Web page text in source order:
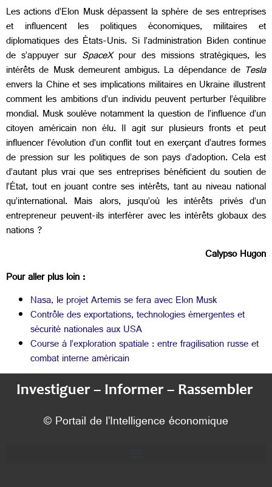
Les actions d’Elon Musk dépassent la sphère de ses entreprises
et influencent les politiques économiques, militaires et
diplomatiques des États-Unis. Si l’administration Biden continue
de s’appuyer sur SpaceX pour des missions stratégiques, les
intérêts de Musk demeurent ambigus. La dépendance de Tesla
envers la Chine et ses implications militaires en Ukraine illustrent
comment les ambitions d’un individu peuvent perturber l’équilibre
mondial. Musk soulève notamment la question de l’influence d’un
citoyen américain non élu. Il agit sur plusieurs fronts et peut
influencer l’évolution d’un conflit tout en exerçant d’autres formes
de pression sur les politiques de son pays d’adoption. Cela est
d’autant plus vrai que ses entreprises bénéficient du soutien de
l’État, tout en jouant contre ses intérêts, tant au niveau national
qu’international. Mais alors, jusqu’où les intérêts privés d’un
entrepreneur peuvent-ils interférer avec les intérêts globaux des
nations ?
Calypso Hugon
Pour aller plus loin :
Nasa, le projet Artemis se fera avec Elon Musk
Contrôle des exportations, technologies émergentes et
sécurité nationales aux USA
Course à l’exploration spatiale : entre fragilisation russe et
combat interne américain
Investiguer – Informer – Rassembler
© Portail de l’Intelligence économique